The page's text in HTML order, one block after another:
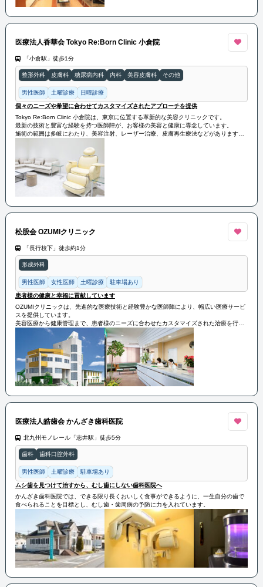
医療法人香華会 Tokyo Re:Born Clinic 小倉院
「小倉駅」徒歩1分
整形外科 皮膚科 糖尿病内科 内科 美容皮膚科 その他
男性医師 土曜診療 日曜診療
個々のニーズや希望に合わせてカスタマイズされたアプローチを提供
Tokyo Re:Born Clinic 小倉院は、東京に位置する革新的な美容クリニックです。
最新の技術と豊富な経験を持つ医師陣が、お客様の美容と健康に専念しています。
施術の範囲は多岐にわたり、美容注射、レーザー治療、皮膚再生療法などがあります。
の満足度を追求しています。
松股会 OZUMIクリニック
「長行校下」徒歩約1分
形成外科
男性医師 女性医師 土曜診療 駐車場あり
患者様の健康と幸福に貢献しています
OZUMIクリニックは、先進的な医療技術と経験豊かな医師陣により、幅広い医療サービ
スを提供しています。
美容医療から健康管理まで、患者様のニーズに合わせたカスタマイズされた治療を行
い、高い満足度を実現しています。
その実績は、地域社会での信頼と支持を得ており、患者様の健康と幸福に貢献していま
医療法人皓歯会 かんざき歯科医院
北九州モノレール「志井駅」徒歩5分
歯科 歯科口腔外科
男性医師 土曜診療 駐車場あり
ムシ歯を見つけて治すから、むし歯にしない歯科医院へ
かんざき歯科医院では、できる限り長くおいしく食事ができるように、一生自分の歯で
食べられることを目標とし、むし歯・歯周病の予防に力を入れています。